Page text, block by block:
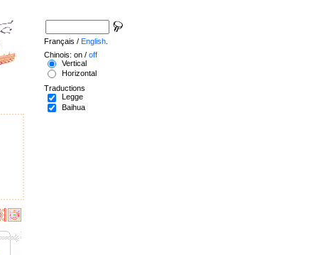
Français / English
Chinois: on / off
Vertical
Horizontal
Traductions
Legge
Baihua